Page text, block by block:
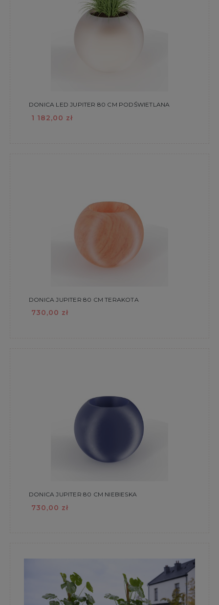
DONICA LED JUPITER 80 CM PODŚWIETLANA
1 182,00 zł
DONICA JUPITER 80 CM TERAKOTA
730,00 zł
DONICA JUPITER 80 CM NIEBIESKA
730,00 zł